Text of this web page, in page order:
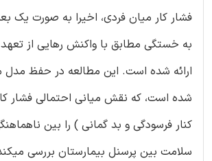
فشار کار میان فردی، اخیرا به صورت یک
به خستگی مطابق با واکنش رهایی از تعهد
ارائه شده است. این مطالعه در حفظ مدل
شده است، که نقش میانی احتمالی فشار
کنار فرسودگی و بد گمانی ) را بین
سلامت بین پرسنل بیمارستان بررسی